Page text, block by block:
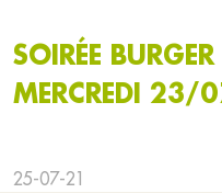
SOIRÉE
MERCREDI 23/
25-07-21